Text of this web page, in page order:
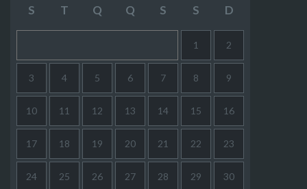
S T Q Q S S D
1 2
3 4 5 6 7 8 9
10 11 12 13 14 15 16
17 18 19 20 21 22 23
24 25 26 27 28 29 30